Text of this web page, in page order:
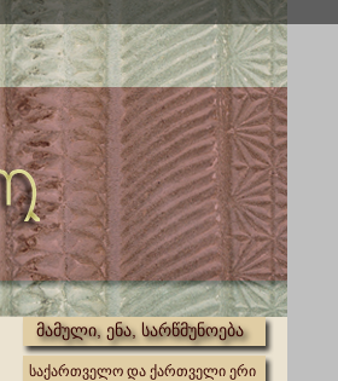
მამული, ენა, სარწმუნოება
საქართველო და ქართველი ერი